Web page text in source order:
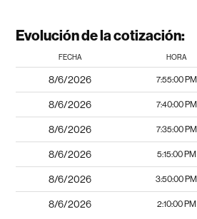
Evolución de la cotización:
FECHA HORA
8/6/2026 7:55:00 PM
8/6/2026 7:40:00 PM
8/6/2026 7:35:00 PM
8/6/2026 5:15:00 PM
8/6/2026 3:50:00 PM
8/6/2026 2:10:00 PM